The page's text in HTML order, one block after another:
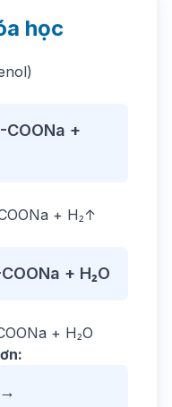
học
COONa +
+ H₂↑
+ H₂O
+ H₂O
→